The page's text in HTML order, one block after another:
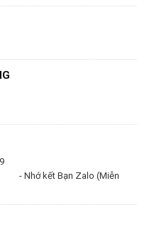
- Nhớ kết Bạn Zalo (Miễn